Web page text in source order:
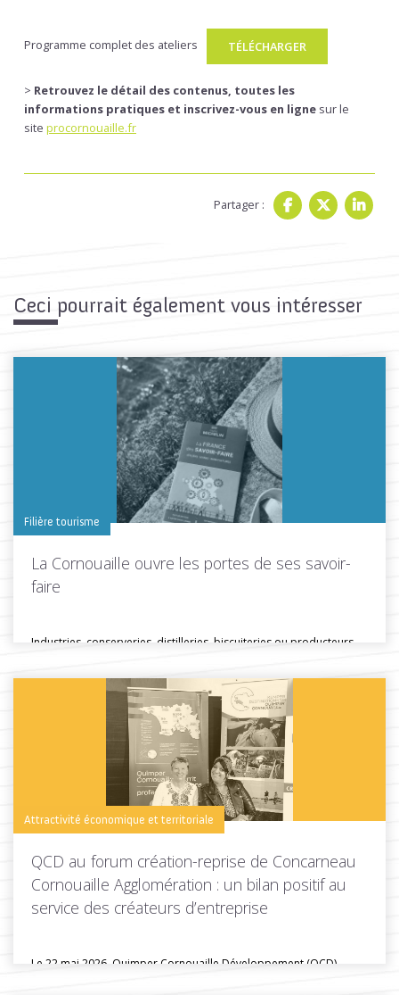
Programme complet des ateliers TÉLÉCHARGER
> Retrouvez le détail des contenus, toutes les
informations pratiques et inscrivez-vous en ligne sur le
site procornouaille.fr
Partager :
Ceci pourrait également vous intéresser
Filière tourisme
La Cornouaille ouvre les portes de ses savoir-
faire
Industries, conserveries, distilleries, biscuiteries ou producteurs
Toutes les actus de cette rubrique LIRE LA SUITE
Attractivité économique et territoriale
QCD au forum création-reprise de Concarneau
Cornouaille Agglomération : un bilan positif au
service des créateurs d’entreprise
Le 22 mai 2026, Quimper Cornouaille Développement (QCD)